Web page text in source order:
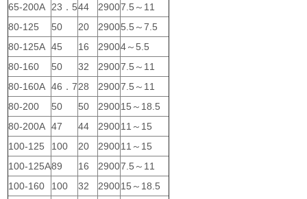
65-200A 23．544 29007.5～11
80-125
50 20 29005.5～7.5
80-125A 45 16 29004～5.5
80-160
50 32 29007.5～11
80-160A 46．728 29007.5～11
80-200
50 50 290015～18.5
80-200A 47 44 290011～15
100-125
100 20 290011～15
100-125A89 16 29007.5～11
100-160
100 32 290015～18.5